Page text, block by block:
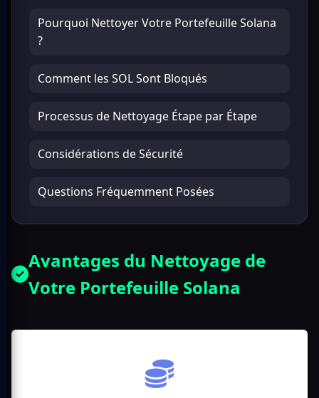
Pourquoi Nettoyer Votre Portefeuille Solana
?
Comment les SOL Sont Bloqués
Processus de Nettoyage Étape par Étape
Considérations de Sécurité
Questions Fréquemment Posées
Avantages du Nettoyage de
Votre Portefeuille Solana